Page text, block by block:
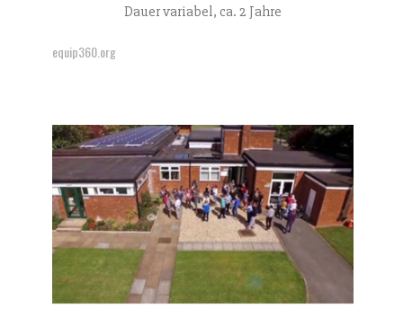
Dauer variabel, ca. 2 Jahre
equip360.org